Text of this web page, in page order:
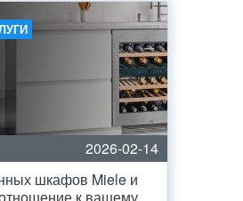
2026-02-14
шкафов Miele и